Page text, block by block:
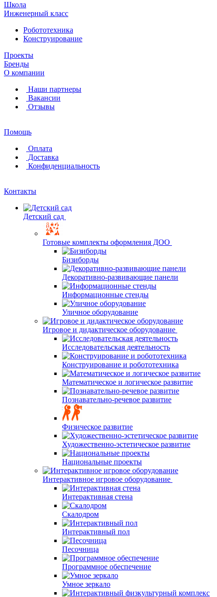
Школа
Инженерный класс
Робототехника
Конструирование
Проекты
Бренды
О компании
Наши партнеры
Вакансии
Отзывы
Помощь
Оплата
Доставка
Конфиденциальность
Контакты
Детский сад
Готовые комплекты оформления ДОО
Бизиборды
Декоративно-развивающие панели
Информационные стенды
Уличное оборудование
Игровое и дидактическое оборудование
Исследовательская деятельность
Конструирование и робототехника
Математическое и логическое развитие
Познавательно-речевое развитие
Физическое развитие
Художественно-эстетическое развитие
Национальные проекты
Интерактивное игровое оборудование
Интерактивная стена
Скалодром
Интерактивный пол
Песочница
Программное обеспечение
Умное зеркало